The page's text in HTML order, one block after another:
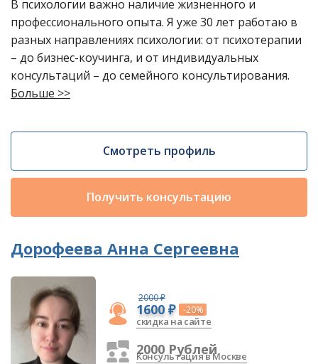
В психологии важно наличие жизненного и
профессионального опыта. Я уже 30 лет работаю в
разных направлениях психологии: от психотерапии
– до бизнес-коучинга, и от индивидуальных
консультаций – до семейного консультирования.
Больше >>
Смотреть профиль
Получить консультацию
Дорофеева Анна Сергеевна
2000 ₽
1600 ₽ -20%
скидка на сайте
2000 Рублей
Консультация в Москве